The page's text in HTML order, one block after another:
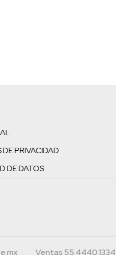
PRIVACIDAD
DE DATOS
Ventas 55.4440.1334